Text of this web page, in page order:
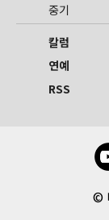
중기
칼럼
연예
RSS
©